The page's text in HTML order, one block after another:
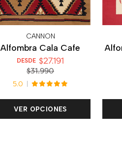
CANNON
Alfombra Cala Cafe
DESDE $27.191
$31.990
5.0
VER OPCIONES